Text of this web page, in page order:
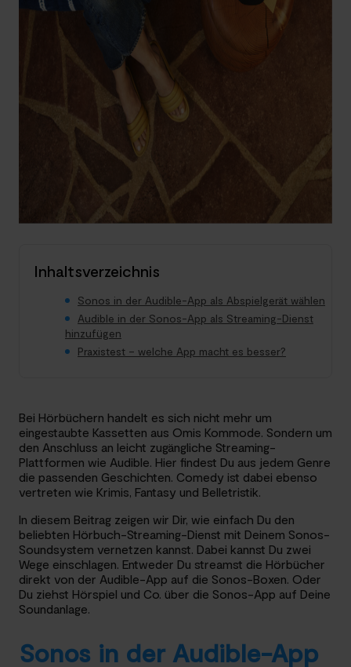
Inhaltsverzeichnis
Sonos in der Audible-App als Abspielgerät wählen
Audible in der Sonos-App als Streaming-Dienst
hinzufügen
Praxistest – welche App macht es besser?
Bei Hörbüchern handelt es sich nicht mehr um
eingestaubte Kassetten aus Omis Kommode. Sondern um
den Anschluss an leicht zugängliche Streaming-
Plattformen wie Audible. Hier findest Du aus jedem Genre
die passenden Geschichten. Comedy ist dabei ebenso
vertreten wie Krimis, Fantasy und Belletristik.
In diesem Beitrag zeigen wir Dir, wie einfach Du den
beliebten Hörbuch-Streaming-Dienst mit Deinem Sonos-
Soundsystem vernetzen kannst. Dabei kannst Du zwei
Wege einschlagen. Entweder Du streamst die Hörbücher
direkt von der Audible-App auf die Sonos-Boxen. Oder
Du ziehst Hörspiel und Co. über die Sonos-App auf Deine
Soundanlage.
Sonos in der Audible-App